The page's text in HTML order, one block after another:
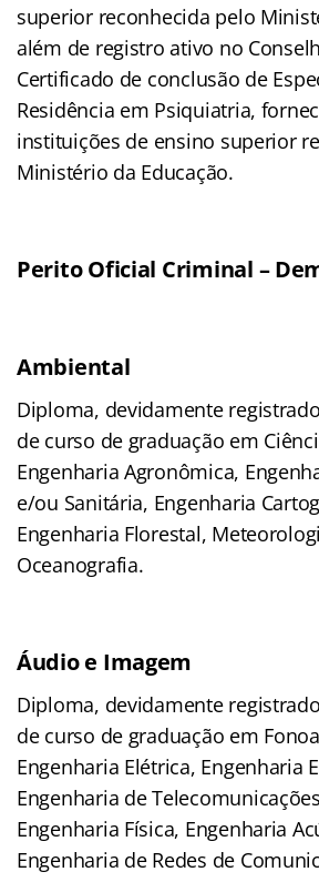
superior reconhecida pelo
além de registro ativo no
Certificado de conclusão de
Residência em Psiquiatria,
instituições de ensino superior
Ministério da Educação.
Perito Oficial Criminal –
Ambiental
Diploma, devidamente
de curso de graduação em
Engenharia Agronômica,
e/ou Sanitária, Engenharia
Engenharia Florestal,
Oceanografia.
Áudio e Imagem
Diploma, devidamente
de curso de graduação em
Engenharia Elétrica, Engenharia
Engenharia de
Engenharia Física, Engenharia
Engenharia de Redes de